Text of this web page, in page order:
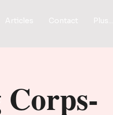
Articles Contact Plus...